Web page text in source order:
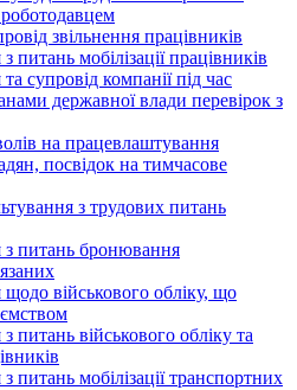
звільнення працівників
питань мобілізації працівників
супровід компанії під час
державної влади перевірок з
на працевлаштування
посвідок на тимчасове
з трудових питань
з питань бронювання
військового обліку, що
питань військового обліку та
питань мобілізації транспортних